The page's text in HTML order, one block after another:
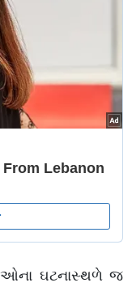
ઘટનાસ્થળે જ